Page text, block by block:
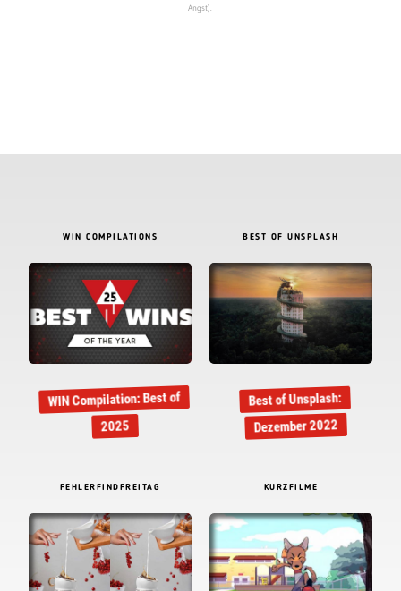
Angst).
WIN COMPILATIONS
WIN Compilation: Best of
2025
BEST OF UNSPLASH
Best of Unsplash:
Dezember 2022
FEHLERFINDFREITAG KURZFILME